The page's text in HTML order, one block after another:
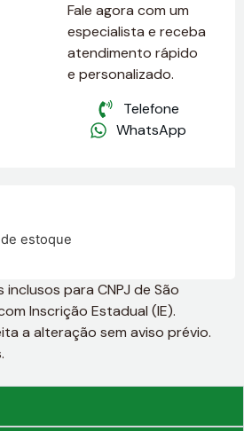
Fale agora com um
especialista e receba
atendimento rápido
e personalizado.
Telefone
WhatsApp
de estoque
para CNPJ de São
Inscrição Estadual (IE).
a alteração sem aviso prévio.